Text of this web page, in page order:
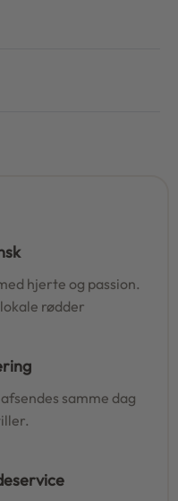
hjerte og passion.
rødder
samme dag